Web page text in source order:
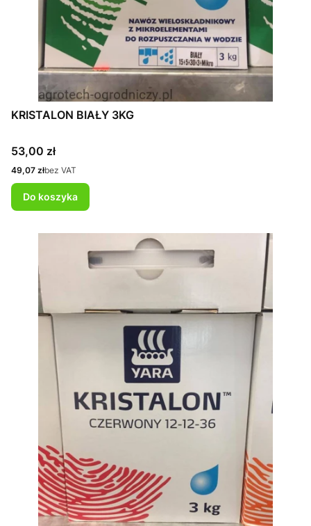
KRISTALON BIAŁY 3KG
Cena
53,00 zł
Cena
49,07 złbez VAT
Do koszyka